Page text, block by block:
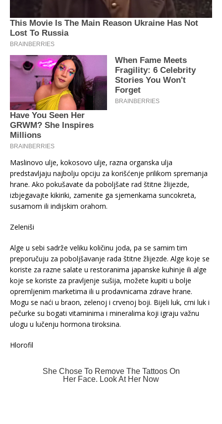
Maslinovo ulje, kokosovo ulje, razna organska ulja
predstavljaju najbolju opciju za korišćenje prilikom spremanja
hrane. Ako pokušavate da poboljšate rad štitne žlijezde,
izbjegavajte kikiriki, zamenite ga sjemenkama suncokreta,
susamom ili indijskim orahom.
Zeleniši
Alge u sebi sadrže veliku količinu joda, pa se samim tim
preporučuju za poboljšavanje rada štitne žlijezde. Alge koje se
koriste za razne salate u restoranima japanske kuhinje ili alge
koje se koriste za pravljenje sušija, možete kupiti u bolje
opremljenim marketima ili u prodavnicama zdrave hrane.
Mogu se naći u braon, zelenoj i crvenoj boji. Bijeli luk, crni luk i
pečurke su bogati vitaminima i mineralima koji igraju važnu
ulogu u lučenju hormona tiroksina.
Hlorofil